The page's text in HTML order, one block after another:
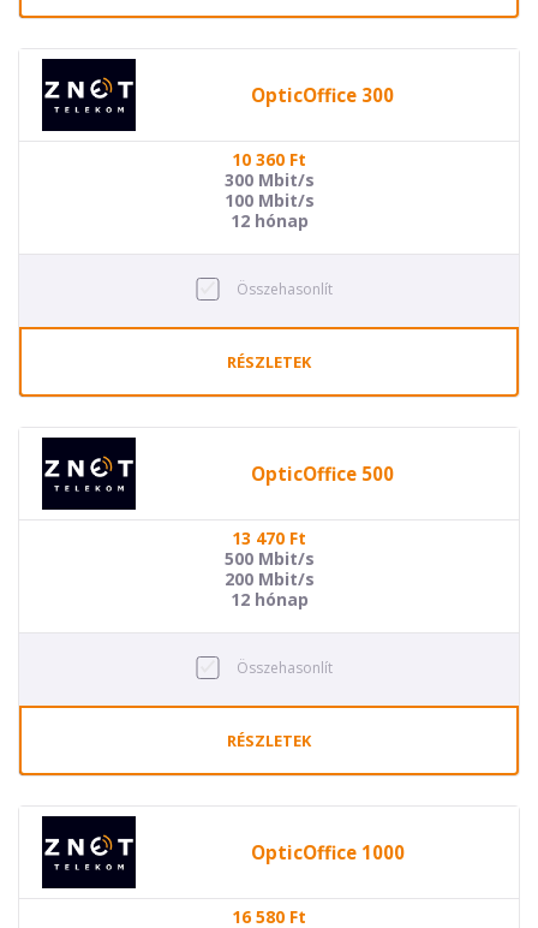
OpticOffice 300
10 360 Ft
300 Mbit/s
100 Mbit/s
12 hónap
Összehasonlít
RÉSZLETEK
OpticOffice 500
13 470 Ft
500 Mbit/s
200 Mbit/s
12 hónap
Összehasonlít
RÉSZLETEK
OpticOffice 1000
16 580 Ft